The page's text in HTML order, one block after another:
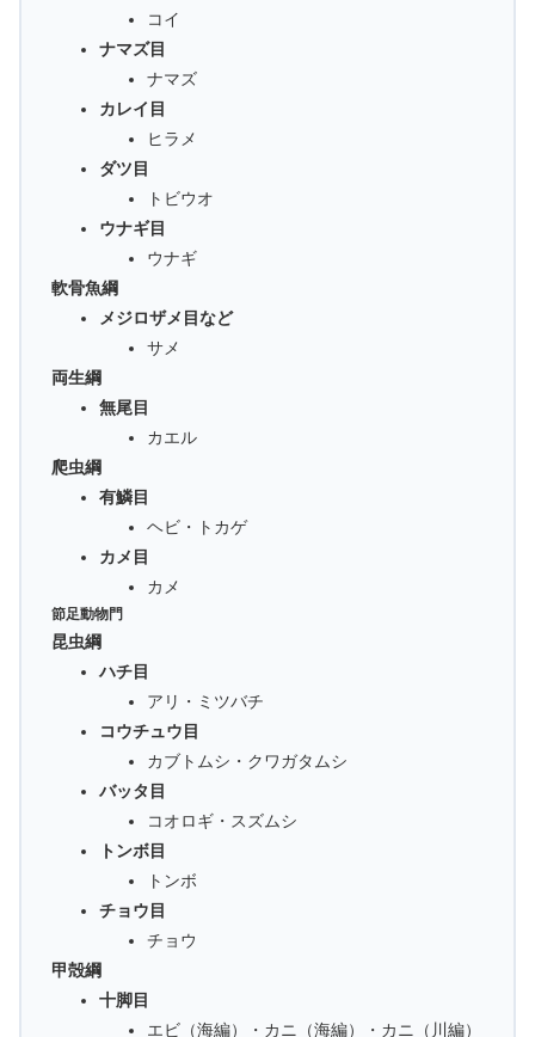
コイ
ナマズ目
ナマズ
カレイ目
ヒラメ
ダツ目
トビウオ
ウナギ目
ウナギ
軟骨魚綱
メジロザメ目など
サメ
両生綱
無尾目
カエル
爬虫綱
有鱗目
ヘビ・トカゲ
カメ目
カメ
節足動物門
昆虫綱
ハチ目
アリ・ミツバチ
コウチュウ目
カブトムシ・クワガタムシ
バッタ目
コオロギ・スズムシ
トンボ目
トンボ
チョウ目
チョウ
甲殻綱
十脚目
エビ（海編）・カニ（海編）・カニ（川編）